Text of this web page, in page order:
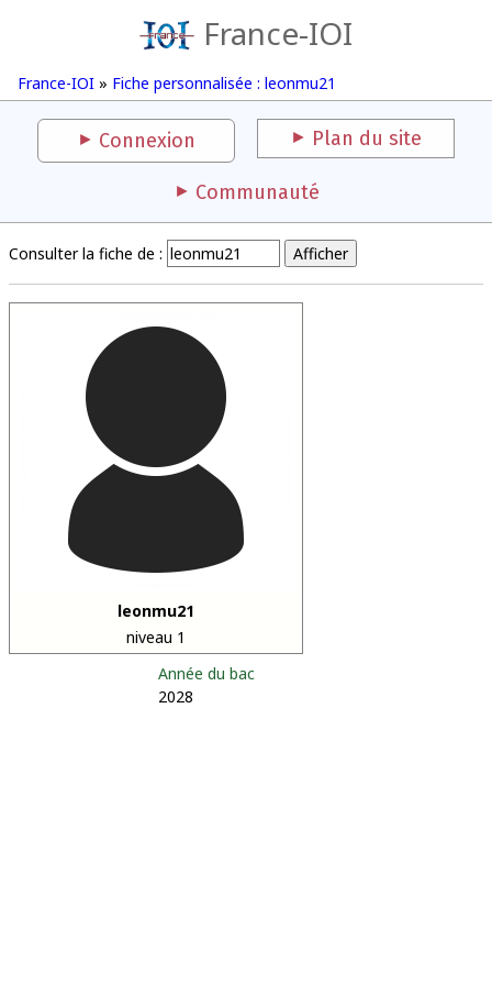
France-IOI
France-IOI » Fiche personnalisée : leonmu21
Connexion Plan du site
Communauté
Consulter la fiche de :
leonmu21
niveau 1
Année du bac
2028